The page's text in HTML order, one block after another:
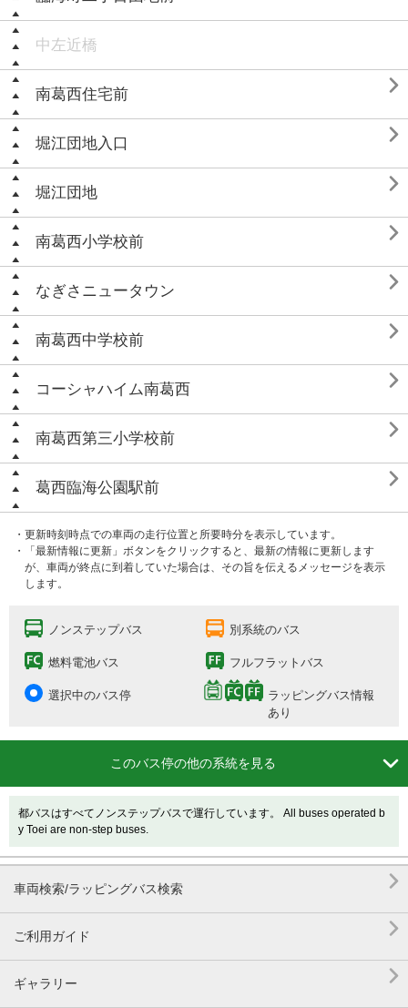
中左近橋
南葛西住宅前 
堀江団地入口 
堀江団地 
南葛西小学校前 
なぎさニュータウン 
南葛西中学校前 
コーシャハイム南葛西 
南葛西第三小学校前 
葛西臨海公園駅前 
・更新時刻時点での車両の走行位置と所要時分を表示しています。
・「最新情報に更新」ボタンをクリックすると、最新の情報に更新します
が、車両が終点に到着していた場合は、その旨を伝えるメッセージを表示
します。
ノンステップバス 別系統のバス
燃料電池バス フルフラットバス
選択中のバス停
ラッピングバス情報
あり
このバス停の他の系統を見る 
都バスはすべてノンステップバスで運行しています。 All buses operated b
y Toei are non-step buses.
車両検索/ラッピングバス検索 
ご利用ガイド 
ギャラリー 